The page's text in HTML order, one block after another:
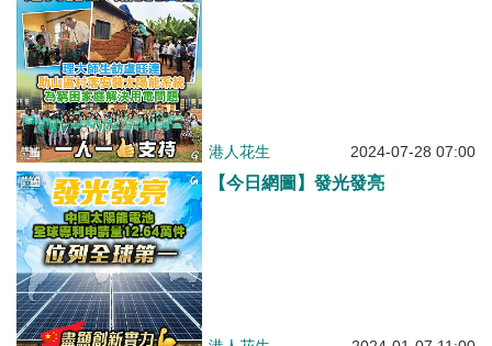
港人花生 2024-07-28 07:00
【今日網圖】發光發亮